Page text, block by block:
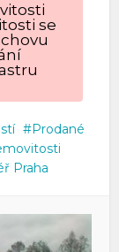
se
Prodané
Praha